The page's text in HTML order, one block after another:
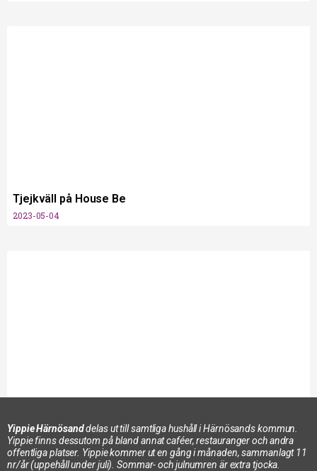
Tjejkväll på House Be
2023-05-04
Öppet hus hos Räddningstjänsten
2023-05-11
Yippie Härnösanddelas ut till samtliga hushåll i Härnösands kommun.
Yippie finns dessutom på bland annat caféer, restauranger och andra
offentliga platser. Yippie kommer ut en gång i månaden, sammanlagt 11
nr/år (uppehåll under juli). Sommar- och julnumren är extra tjocka.